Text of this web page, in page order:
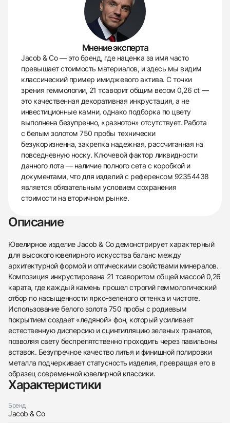
438
285
145
142
205
204
195
150
6
Мнение эксперта
Jacob & Co — это бренд, где наценка за имя часто
превышает стоимость материалов, и здесь мы видим
классический пример имиджевого актива. С точки
зрения геммологии, 21 тсаворит общим весом 0,26 ct —
это качественная декоративная инкрустация, а не
инвестиционные камни, однако подборка по цвету
выполнена безупречно, «разнотон» отсутствует. Работа
с белым золотом 750 пробы технически
безукоризненна, закрепка надежная, рассчитанная на
повседневную носку. Ключевой фактор ликвидности
данного лота — наличие полного сета с коробкой и
документами, что для изделий с референсом 92354438
является обязательным условием сохранения
стоимости на вторичном рынке.
Описание
Ювелирное изделие Jacob & Co демонстрирует характерный
для высокого ювелирного искусства баланс между
архитектурной формой и оптическими свойствами минералов.
Композиция инкрустирована 21 тсаворитом общей массой 0,26
карата, где каждый камень прошел строгий геммологический
отбор по насыщенности ярко-зеленого оттенка и чистоте.
Использование белого золота 750 пробы с родиевым
покрытием создает «ледяной» фон, который усиливает
естественную дисперсию и сцинтилляцию зеленых гранатов,
позволяя свету беспрепятственно проходить через павильоны
вставок. Безупречное качество литья и финишной полировки
металла подчеркивает статусность изделия, превращая его в
образец современной ювелирной классики.
Характеристики
Бренд
Jacob & Co